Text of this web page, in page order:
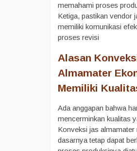
memahami proses
Ketiga, pastikan vendor
memiliki komunikasi
proses revisi
Alasan
Almamater
Memiliki
Ada anggapan bahwa
mencerminkan kualitas
Konveksi jas almamater
dasarnya tetap dapat